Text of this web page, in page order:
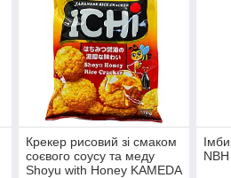
Крекер рисовий зі смаком
соєвого соусу та меду
Shoyu with Honey KAMEDA
NBH